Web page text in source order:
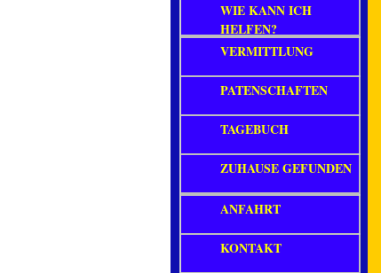
WIE KANN ICH
HELFEN?
VERMITTLUNG
PATENSCHAFTEN
TAGEBUCH
ZUHAUSE GEFUNDEN
ANFAHRT
KONTAKT